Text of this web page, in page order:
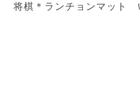
将棋＊ランチョンマット